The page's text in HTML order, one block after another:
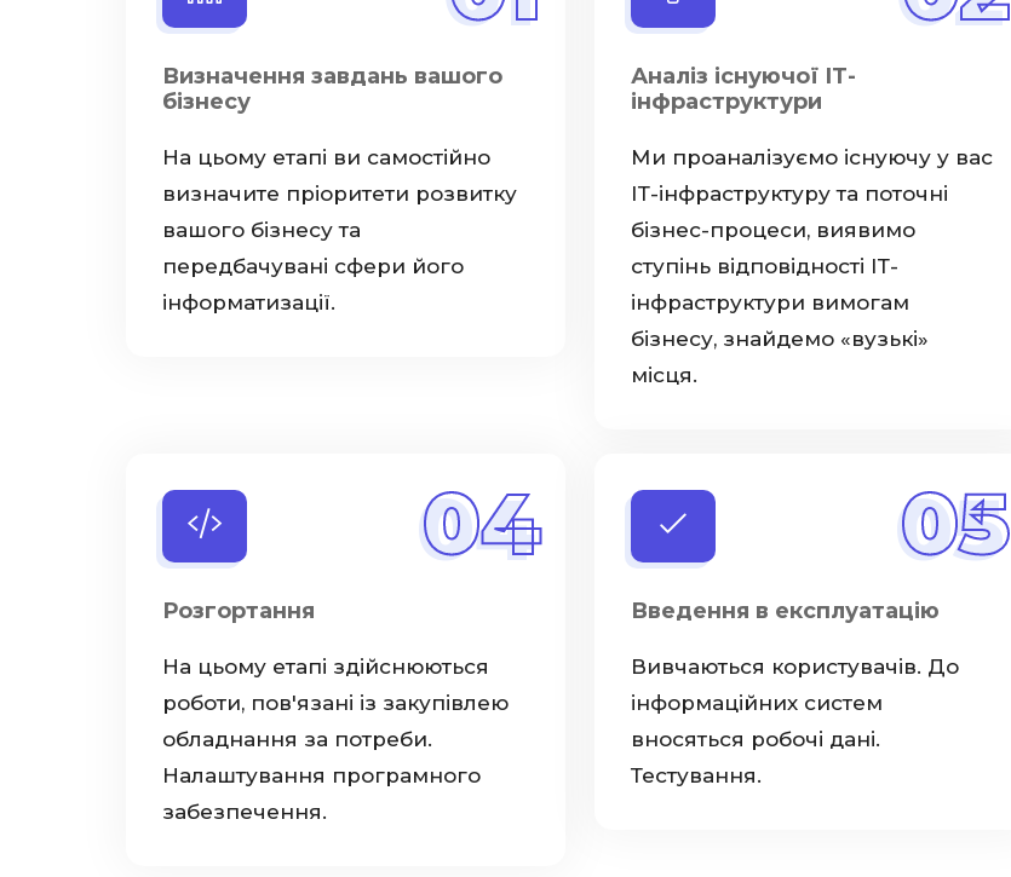
Визначення завдань вашого
бізнесу
На цьому етапі ви самостійно
визначите пріоритети розвитку
вашого бізнесу та
передбачувані сфери його
інформатизації.
Аналіз існуючої ІТ-
інфраструктури
Ми проаналізуємо існуючу у вас
ІТ-інфраструктуру та поточні
бізнес-процеси, виявимо
ступінь відповідності ІТ-
інфраструктури вимогам
бізнесу, знайдемо «вузькі»
місця.
04
Розгортання
На цьому етапі здійснюються
роботи, пов'язані із закупівлею
обладнання за потреби.
Налаштування програмного
забезпечення.
05
Введення в експлуатацію
Вивчаються користувачів. До
інформаційних систем
вносяться робочі дані.
Тестування.